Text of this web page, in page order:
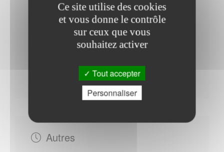
Horaires Mairie
Du Mardi au Vendredi : - 08h00 à 12h15
Autres
Ce site utilise des cookies
et vous donne le contrôle
sur ceux que vous
souhaitez activer
Tout accepter
Personnaliser